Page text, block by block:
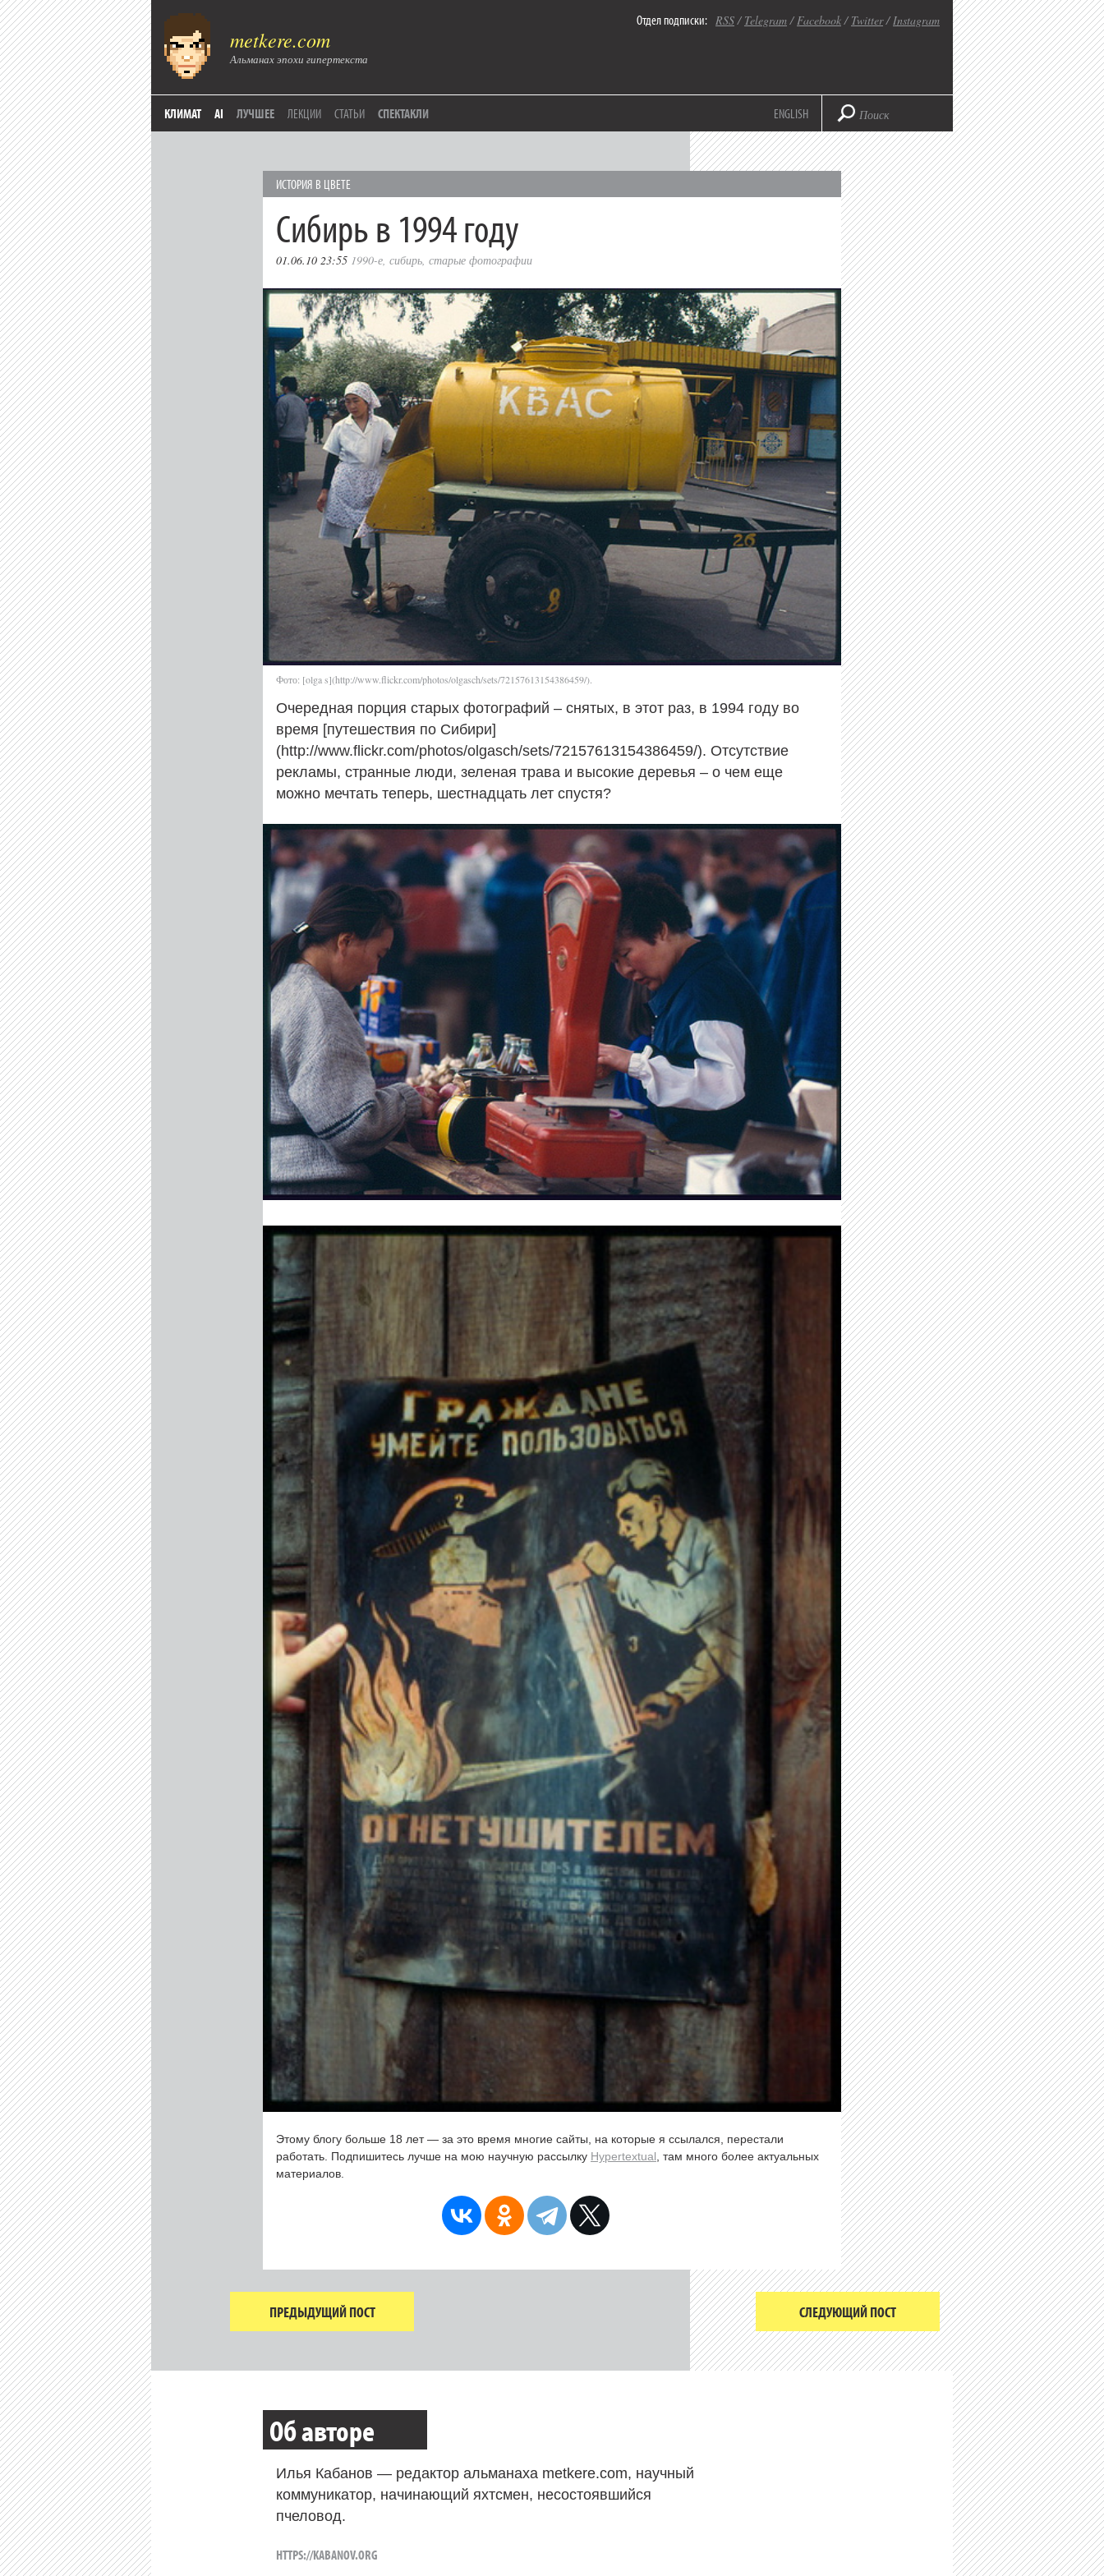
metkere.com
Альманах эпохи гипертекста
Отдел подписки: RSS/ Telegram/Facebook/ Twitter/Instagram
КЛИМАТ AI ЛУЧШЕЕ ЛЕКЦИИ СТАТЬИ СПЕКТАКЛИ ENGLISH
ИСТОРИЯ В ЦВЕТЕ
Сибирь в 1994 году
01.06.10 23:55 1990-е, сибирь, старые фотографии
Фото: [olga s](http://www.flickr.com/photos/olgasch/sets/72157613154386459/).
Очередная порция старых фотографий – снятых, в этот раз, в 1994 году во
время [путешествия по Сибири]
(http://www.flickr.com/photos/olgasch/sets/72157613154386459/). Отсутствие
рекламы, странные люди, зеленая трава и высокие деревья – о чем еще
можно мечтать теперь, шестнадцать лет спустя?
Этому блогу больше 18 лет — за это время многие сайты, на которые я ссылался, перестали
работать. Подпишитесь лучше на мою научную рассылку Hypertextual, там много более актуальных
материалов.
ПРЕДЫДУЩИЙ ПОСТ СЛЕДУЮЩИЙ ПОСТ
Об авторе
Илья Кабанов — редактор альманаха metkere.com, научный
коммуникатор, начинающий яхтсмен, несостоявшийся
пчеловод.
HTTPS://KABANOV.ORG